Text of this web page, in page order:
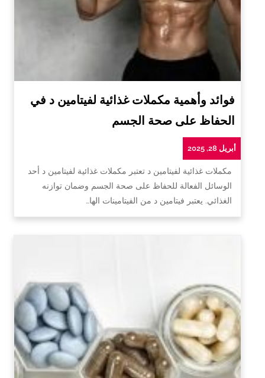
فوائد وأهمية مكملات غذائية لفيتامين د في
الحفاظ على صحة الجسم
أبريل 28, 2025
مكملات غذائية لفيتامين د تعتبر مكملات غذائية لفيتامين د أحد
الوسائل الفعالة للحفاظ على صحة الجسم وضمان توازنه
الغذائي. يعتبر فيتامين د من الفيتامينات الها…